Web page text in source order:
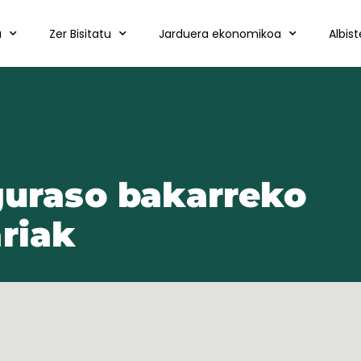
Zer Bisitatu Jarduera ekonomikoa
bakarreko